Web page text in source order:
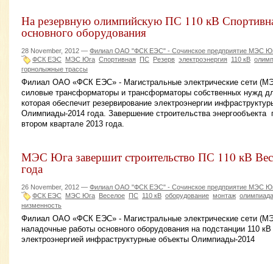
На резервную олимпийскую ПС 110 кВ
основного оборудования
28 November, 2012 — Филиал ОАО "ФСК ЕЭС" - Сочинское предприятие МЭС
ФСК ЕЭС МЭС Юга Спортивная ПС Резерв электроэнергия 110 кВ
горнолыжные трассы
Филиал ОАО «ФСК ЕЭС» - Магистральные электрические сети
силовые трансформаторы и трансформаторы собственных нужд
которая обеспечит резервирование электроэнергии
Олимпиады-2014 года. Завершение строительства энергообъекта
втором квартале 2013 года.
МЭС Юга завершит строительство ПС 110 кВ
года
26 November, 2012 — Филиал ОАО "ФСК ЕЭС" - Сочинское предприятие МЭС
ФСК ЕЭС МЭС Юга Веселое ПС 110 кВ оборудование монтаж олимпиада
низменность
Филиал ОАО «ФСК ЕЭС» - Магистральные электрические сети
наладочные работы основного оборудования на подстанции 110
электроэнергией инфраструктурные объекты Олимпиады-2014